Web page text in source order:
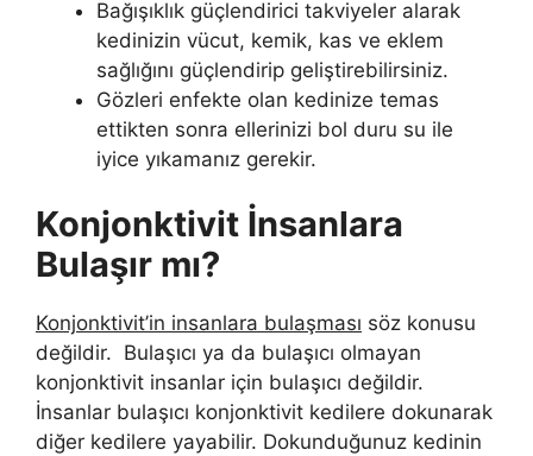
Bağışıklık güçlendirici takviyeler alarak
kedinizin vücut, kemik, kas ve eklem
sağlığını güçlendirip geliştirebilirsiniz.
Gözleri enfekte olan kedinize temas
ettikten sonra ellerinizi bol duru su ile
iyice yıkamanız gerekir.
Konjonktivit İnsanlara
Bulaşır mı?
Konjonktivit’in insanlara bulaşması söz konusu
değildir. Bulaşıcı ya da bulaşıcı olmayan
konjonktivit insanlar için bulaşıcı değildir.
İnsanlar bulaşıcı konjonktivit kedilere dokunarak
diğer kedilere yayabilir. Dokunduğunuz kedinin